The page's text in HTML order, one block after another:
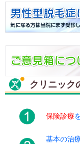
クリニック
保険診療
基本の治